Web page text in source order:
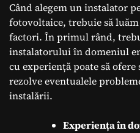
Când alegem un instalator
fotovoltaice, trebuie să
factori. În primul rând,
instalatorului în domeniul
cu experiență poate să
rezolve eventualele
instalării.
Experiența în